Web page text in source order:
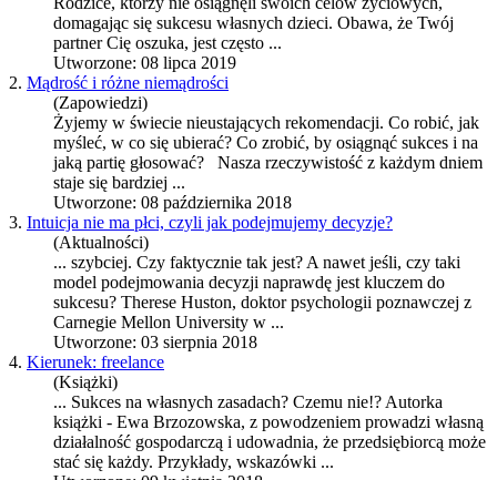
domagając się sukcesu własnych dzieci. Obawa, że Twój
partner Cię oszuka, jest często ...
Utworzone: 08 lipca 2019
2. Mądrość i różne niemądrości
(Zapowiedzi)
Żyjemy w świecie nieustających rekomendacji. Co robić, jak
myśleć, w co się ubierać? Co zrobić, by osiągnąć sukces i na
jaką partię głosować? Nasza rzeczywistość z każdym dniem
staje się bardziej ...
Utworzone: 08 października 2018
3. Intuicja nie ma płci, czyli jak podejmujemy decyzje?
(Aktualności)
... szybciej. Czy faktycznie tak jest? A nawet jeśli, czy taki
model podejmowania decyzji naprawdę jest kluczem do
sukcesu? Therese Huston, doktor psychologii poznawczej z
Carnegie Mellon University w ...
Utworzone: 03 sierpnia 2018
4. Kierunek: freelance
(Książki)
... Sukces na własnych zasadach? Czemu nie!? Autorka
książki - Ewa Brzozowska, z powodzeniem prowadzi własną
działalność gospodarczą i udowadnia, że przedsiębiorcą może
stać się każdy. Przykłady, wskazówki ...